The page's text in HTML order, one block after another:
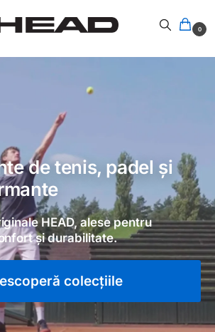
0
de tenis, padel și
HEAD, alese pentru
și durabilitate.
colecțiile